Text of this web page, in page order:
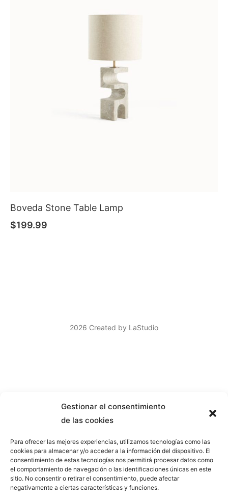
Gestionar el consentimiento
de las cookies
Para ofrecer las mejores experiencias, utilizamos tecnologías como las
cookies para almacenar y/o acceder a la información del dispositivo. El
consentimiento de estas tecnologías nos permitirá procesar datos como
el comportamiento de navegación o las identificaciones únicas en este
sitio. No consentir o retirar el consentimiento, puede afectar
negativamente a ciertas características y funciones.
Boveda Stone Table Lamp
$199.99
2026 Created by LaStudio